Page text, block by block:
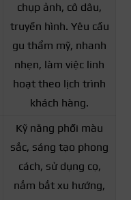
chụp ảnh, cô dâu,
truyền hình. Yêu cầu
gu thẩm mỹ, nhanh
nhẹn, làm việc linh
hoạt theo lịch trình
khách hàng.
Kỹ năng phối màu
sắc, sáng tạo phong
cách, sử dụng cọ,
nắm bắt xu hướng,